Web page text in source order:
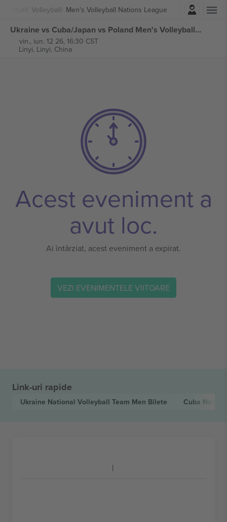
Volleyball Men's Volleyball Nations League
Autentificare
Ukraine vs Cuba/Japan vs Poland Men's Volleyball Nations League bilete
vin., iun. 12 26, 16:30 CST
Linyi, Linyi, China
Acest eveniment a
avut loc.
Ai întârziat, acest eveniment a expirat.
VEZI EVENIMENTELE VIITOARE
Link-uri rapide
Ukraine National Volleyball Team Men Bilete Cuba